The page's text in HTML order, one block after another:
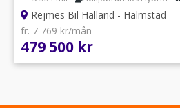
Rejmes Bil Halland - Halmstad
fr. 7 769 kr/mån
479 500 kr